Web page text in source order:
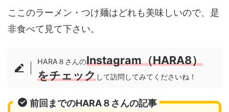
ここのラーメン・つけ麺はどれも美味しいので、是
非食べて見て下さい。
HARA８さんのInstagram（HARA8）
をチェックして訪問してみてくださいね！
前回までのHARA８さんの記事